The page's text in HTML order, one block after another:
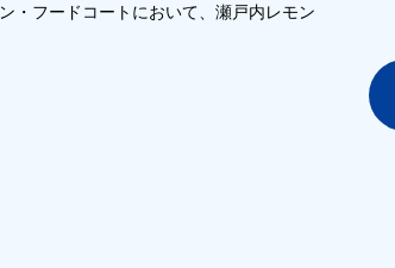
ン・フードコートにおいて、瀬戸内レモン